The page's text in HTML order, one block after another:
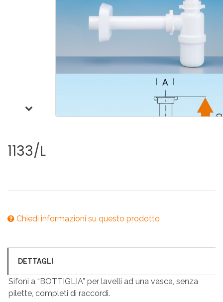
1133/L
Chiedi informazioni su questo prodotto
DETTAGLI
Sifoni a “BOTTIGLIA” per lavelli ad una vasca, senza
pilette, completi di raccordi.